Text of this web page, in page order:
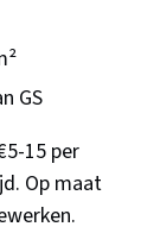
GS
15 per
Op maat